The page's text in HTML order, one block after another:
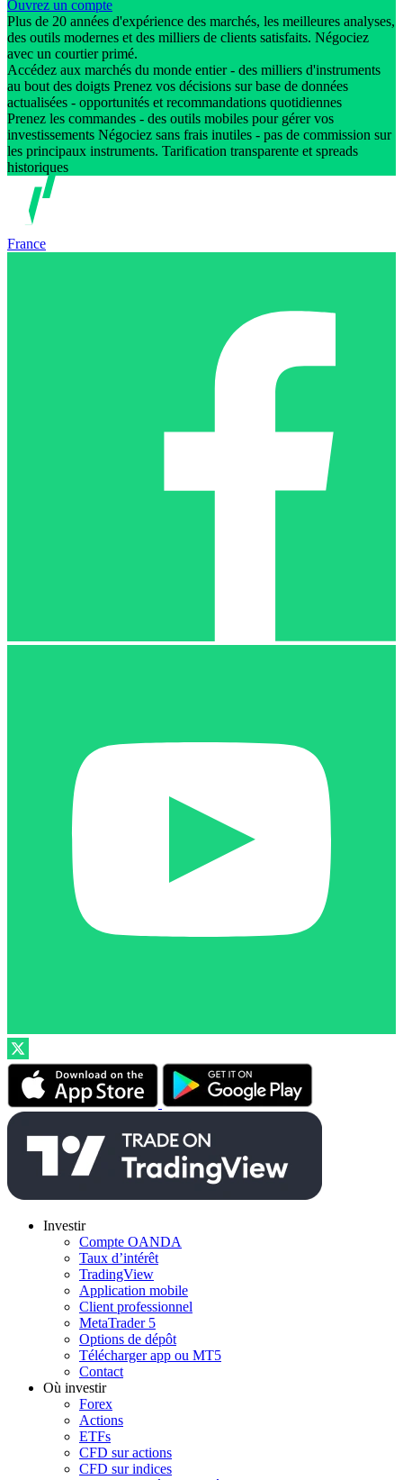
Ouvrez un compte
Plus de 20 années d'expérience des marchés, les meilleures analyses,
des outils modernes et des milliers de clients satisfaits. Négociez
avec un courtier primé.
Accédez aux marchés du monde entier - des milliers d'instruments
au bout des doigts Prenez vos décisions sur base de données
actualisées - opportunités et recommandations quotidiennes
Prenez les commandes - des outils mobiles pour gérer vos
investissements Négociez sans frais inutiles - pas de commission sur
les principaux instruments. Tarification transparente et spreads
historiques
France
Investir
Compte OANDA
Taux d’intérêt
TradingView
Application mobile
Client professionnel
MetaTrader 5
Options de dépôt
Télécharger app ou MT5
Contact
Où investir
Forex
Actions
ETFs
CFD sur actions
CFD sur indices